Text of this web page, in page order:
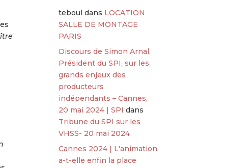
teboul dans LOCATION
SALLE DE MONTAGE
PARIS
Discours de Simon Arnal,
Président du SPI, sur les
grands enjeux des
producteurs
indépendants – Cannes,
20 mai 2024 | SPI dans
Tribune du SPI sur les
VHSS- 20 mai 2024
Cannes 2024 | L'animation
a-t-elle enfin la place